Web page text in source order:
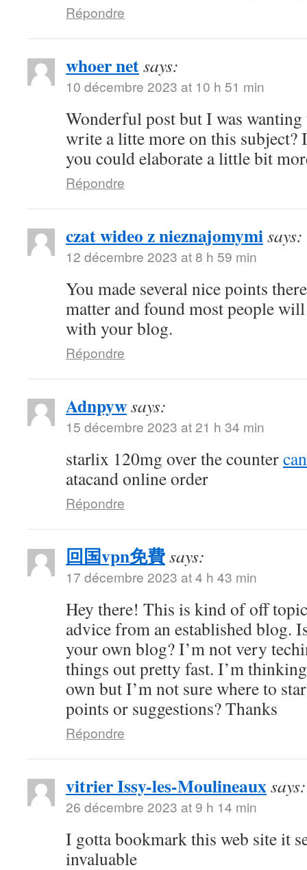
Répondre
whoer netsays:
10 décembre 2023 at 10 h 51 min
Wonderful post but I was
write a litte more on this subject?
you could elaborate a little bit
Répondre
czat wideo z nieznajomymisays:
12 décembre 2023 at 8 h 59 min
You made several nice points
matter and found most people
with your blog.
Répondre
Adnpywsays:
15 décembre 2023 at 21 h 34 min
starlix 120mg over the counter
atacand online order
Répondre
回国vpn免費says:
17 décembre 2023 at 4 h 43 min
Hey there! This is kind of off
advice from an established blog.
your own blog? I’m not very
things out pretty fast. I’m
own but I’m not sure where to
points or suggestions? Thanks
Répondre
vitrier Issy-les-Moulineauxsays:
26 décembre 2023 at 9 h 14 min
I gotta bookmark this web site it
invaluable